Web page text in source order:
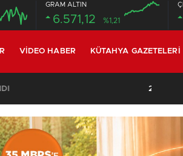
GRAM ALTIN
6.571,12 %1,21
VIDEO HABER KÜTAHYA GAZETELERI